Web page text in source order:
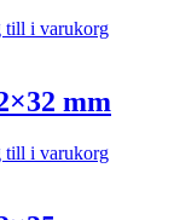
till i varukorg
mm
till i varukorg